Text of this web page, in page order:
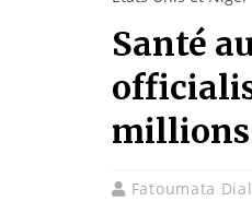
Santé
millions
Fatoumata